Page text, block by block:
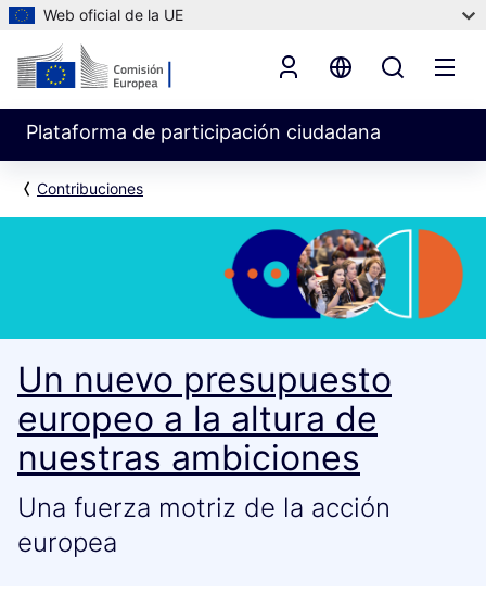
Web oficial de la UE
Plataforma de participación ciudadana
Contribuciones
Un nuevo presupuesto
europeo a la altura de
nuestras ambiciones
Una fuerza motriz de la acción
europea